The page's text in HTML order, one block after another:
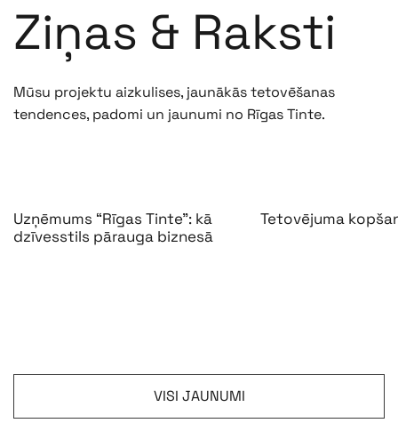
Ziņas & Raksti
Mūsu projektu aizkulises, jaunākās tetovēšanas
tendences, padomi un jaunumi no Rīgas Tinte.
Uzņēmums “Rīgas Tinte”: kā
dzīvesstils pārauga biznesā
Tetovējuma
VISI JAUNUMI